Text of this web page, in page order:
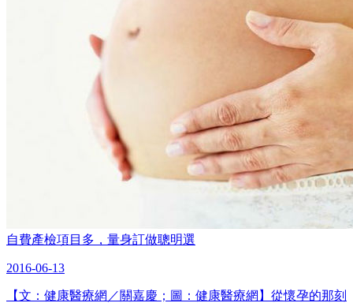
自費產檢項目多，量身訂做聰明選
2016-06-13
【文：健康醫療網／關嘉慶；圖：健康醫療網】從懷孕的那刻